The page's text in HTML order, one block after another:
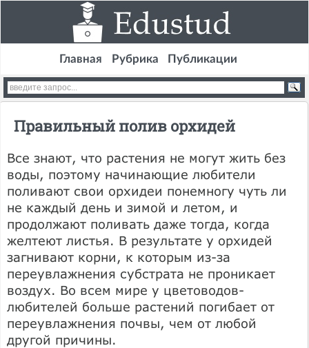
Главная Рубрика Публикации
Правильный полив орхидей
Все знают, что растения не могут жить без
воды, поэтому начинающие любители
поливают свои орхидеи понемногу чуть ли
не каждый день и зимой и летом, и
продолжают поливать даже тогда, когда
желтеют листья. В результате у орхидей
загнивают корни, к которым из-за
переувлажнения субстрата не проникает
воздух. Во всем мире у цветоводов-
любителей больше растений погибает от
переувлажнения почвы, чем от любой
другой причины.